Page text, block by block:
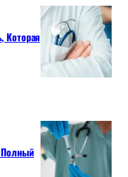
Которая
Полный